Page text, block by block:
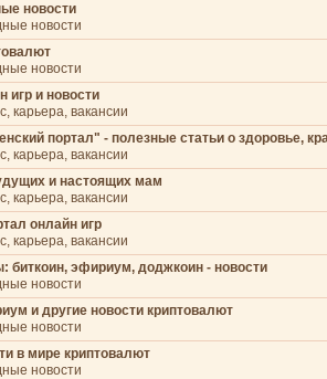
новости
новости
новости
игр и новости
карьера, вакансии
портал" - полезные статьи о здоровье,
карьера, вакансии
и настоящих мам
карьера, вакансии
онлайн игр
карьера, вакансии
биткоин, эфириум, доджкоин - новости
новости
и другие новости криптовалют
новости
в мире криптовалют
новости